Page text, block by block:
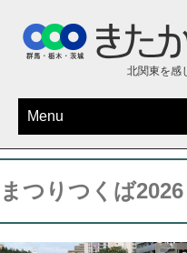
北関東を感
Menu
まつりつくば2026